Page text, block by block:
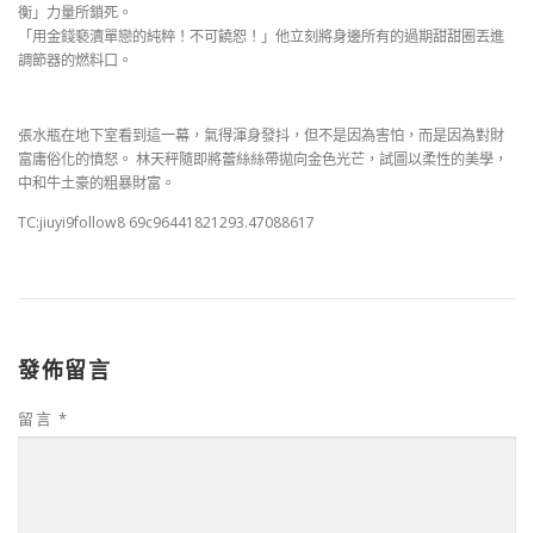
衡」力量所鎖死。
「用金錢褻瀆單戀的純粹！不可饒恕！」他立刻將身邊所有的過期甜甜圈丟進
調節器的燃料口。
張水瓶在地下室看到這一幕，氣得渾身發抖，但不是因為害怕，而是因為對財
富庸俗化的憤怒。 林天秤隨即將蕾絲絲帶拋向金色光芒，試圖以柔性的美學，
中和牛土豪的粗暴財富。
TC:jiuyi9follow8 69c96441821293.47088617
發佈留言
留言 *